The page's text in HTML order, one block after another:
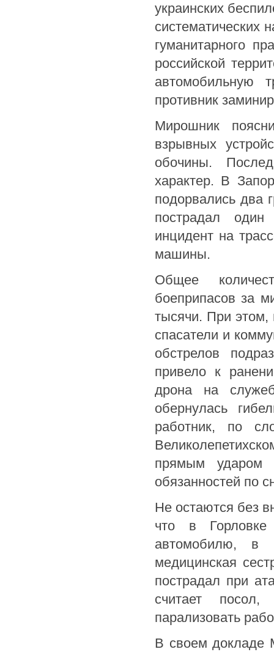
украинских
систематических
гуманитарного
российской
автомобильную
противник
Мирошник
взрывных
обочины.
характер. В
подорвались два
пострадал
инцидент на
машины.
Общее
боеприпасов за
тысячи. При этом,
спасатели и
обстрелов
привело к
дрона на
обернулась
работник, по
прямым ударом
обязанностей по
Не остаются без
что в Горловке
автомобилю, в
медицинская
пострадал при
считает
парализовать
В своем докладе